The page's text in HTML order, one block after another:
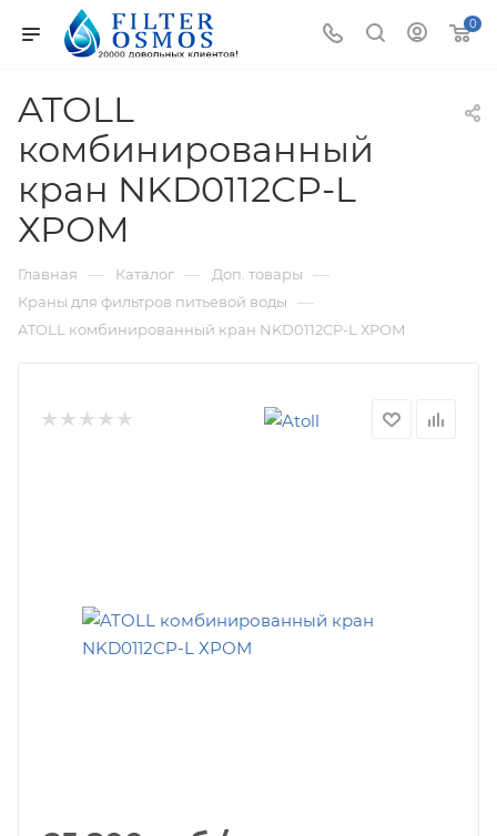
0
ATOLL
комбинированный
кран NKD0112CP-L
ХРОМ
Главная — Каталог — Доп. товары —
Краны для фильтров питьевой воды —
ATOLL комбинированный кран NKD0112CP-L ХРОМ